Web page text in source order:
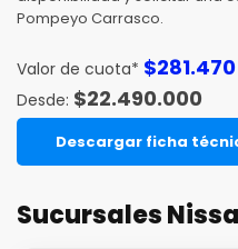
Pompeyo Carrasco.
Valor de cuota* $281.470
$22.490.000
Descargar ficha
Sucursales